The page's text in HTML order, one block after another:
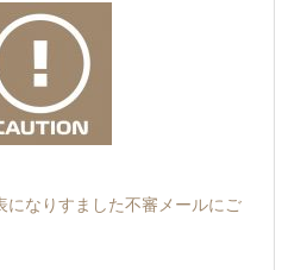
になりすました不審メールにご